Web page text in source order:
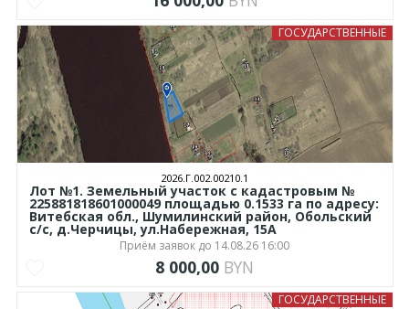
ГОСУДАРСТВЕННЫЕ
2026.Г.002.00210.1
Лот №1. Земельный участок с кадастровым №
225881818601000049 площадью 0.1533 га по адресу:
Витебская обл., Шумилинский район, Обольский
с/с, д.Черчицы, ул.Набережная, 15А
Приём заявок до 14.08.26 16:00
8 000,00 BYN
ГОСУДАРСТВЕННЫЕ